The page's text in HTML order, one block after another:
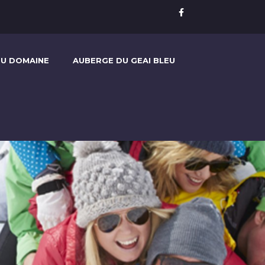
DOMAINE AUBERGE DU GEAI BLEU